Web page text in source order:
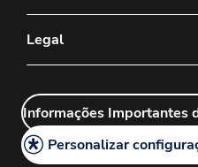
Notícias & Mídia
Política de Vendas de
Carreiras
Fale Conosco
FAQs
Sales Rep Login
Customer Service Login
Mapa do Site
Legal
Política Legal
Política de Cookies
Informações Importantes
Personalizar